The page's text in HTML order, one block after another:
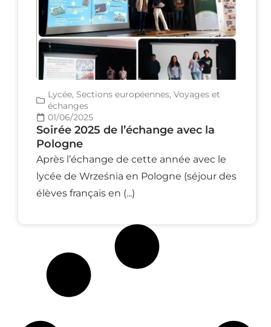
Lycée, Sections européennes, Voyages et
échanges
01/06/2025
Soirée 2025 de l’échange avec la
Pologne
Après l’échange de cette année avec le
lycée de Września en Pologne (séjour des
élèves français en (...)